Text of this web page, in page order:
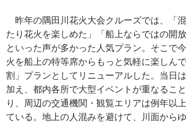
昨年の隅田川花火大会クルーズでは、「
たり花火を楽しめた」「船上ならではの開
といった声が多かった人気プラン。そこで
火を船上の特等席からもっと気軽に楽しん
割」プランとしてリニューアルした。当日
加え、都内各所で大型イベントが重なるこ
り、周辺の交通機関・観覧エリアは例年以
ている。地上の人混みを避けて、川面から